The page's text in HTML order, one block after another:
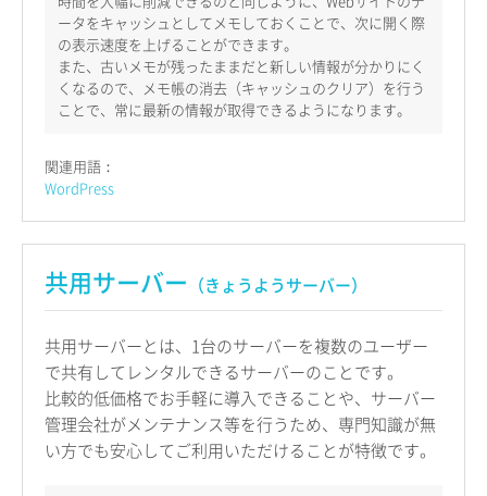
ータをキャッシュとしてメモしておくことで、次に開く際
の表示速度を上げることができます。
また、古いメモが残ったままだと新しい情報が分かりにく
くなるので、メモ帳の消去（キャッシュのクリア）を行う
ことで、常に最新の情報が取得できるようになります。
関連用語：
WordPress
共用サーバー （きょうようサーバー）
共用サーバーとは、1台のサーバーを複数のユーザー
で共有してレンタルできるサーバーのことです。
比較的低価格でお手軽に導入できることや、サーバー
管理会社がメンテナンス等を行うため、専門知識が無
い方でも安心してご利用いただけることが特徴です。